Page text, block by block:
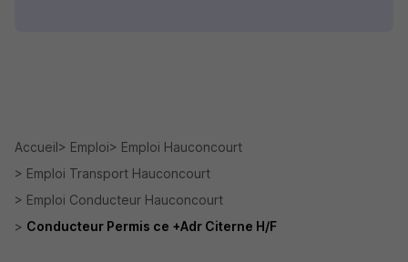
Accueil Emploi
Emploi Hauconcourt
Emploi Transport Hauconcourt
Emploi Conducteur Hauconcourt
Conducteur Permis ce +Adr Citerne H/F